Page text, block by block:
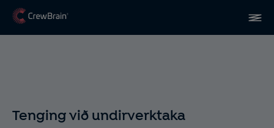
Tenging við undirverktaka